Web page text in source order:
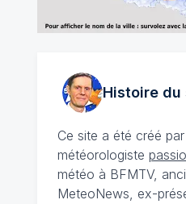
Histoire du
Ce site a été créé par
météorologiste
météo à BFMTV,
MeteoNews, ex-